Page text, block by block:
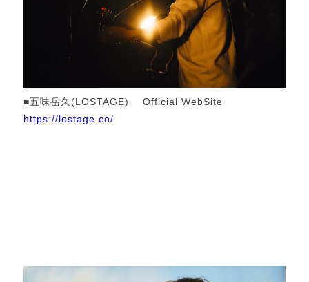
■五味岳久(LOSTAGE) Official WebSite
https://lostage.co/